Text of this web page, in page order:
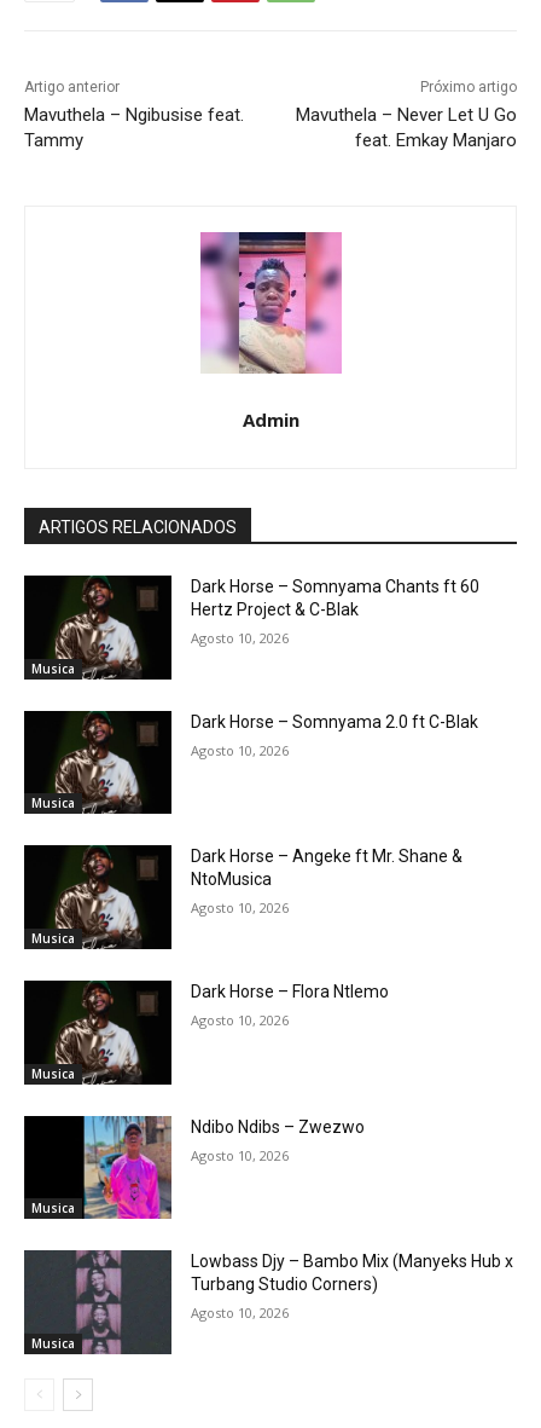
Artigo anterior
Mavuthela – Ngibusise feat.
Tammy
Próximo artigo
Mavuthela – Never Let U Go
feat. Emkay Manjaro
Admin
ARTIGOS RELACIONADOS
Musica
Dark Horse – Somnyama Chants ft 60
Hertz Project & C-Blak
Agosto 10, 2026
Musica
Dark Horse – Somnyama 2.0 ft C-Blak
Agosto 10, 2026
Musica
Dark Horse – Angeke ft Mr. Shane &
NtoMusica
Agosto 10, 2026
Musica
Dark Horse – Flora Ntlemo
Agosto 10, 2026
Musica
Ndibo Ndibs – Zwezwo
Agosto 10, 2026
Musica
Lowbass Djy – Bambo Mix (Manyeks Hub x
Turbang Studio Corners)
Agosto 10, 2026